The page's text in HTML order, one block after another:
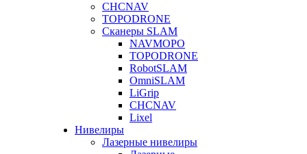
CHCNAV
TOPODRONE
Сканеры SLAM
NAVMOPO
TOPODRONE
RobotSLAM
OmniSLAM
LiGrip
CHCNAV
Lixel
Нивелиры
Лазерные нивелиры